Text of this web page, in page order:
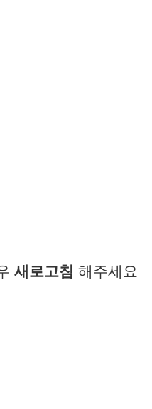
새로고침 해주세요